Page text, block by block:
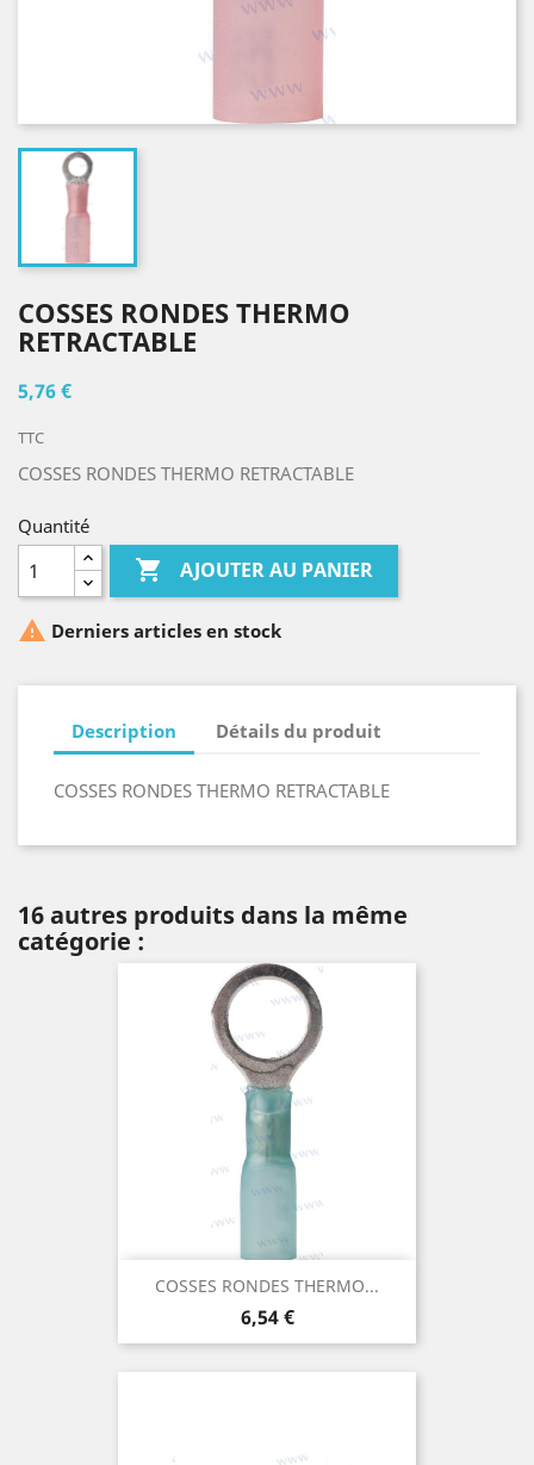
COSSES RONDES THERMO
RETRACTABLE
5,76 €
TTC
COSSES RONDES THERMO RETRACTABLE
Quantité
 AJOUTER AU PANIER
 Derniers articles en stock
Description Détails du produit
COSSES RONDES THERMO RETRACTABLE
16 autres produits dans la même
catégorie :
COSSES RONDES THERMO...
Prix
6,54 €